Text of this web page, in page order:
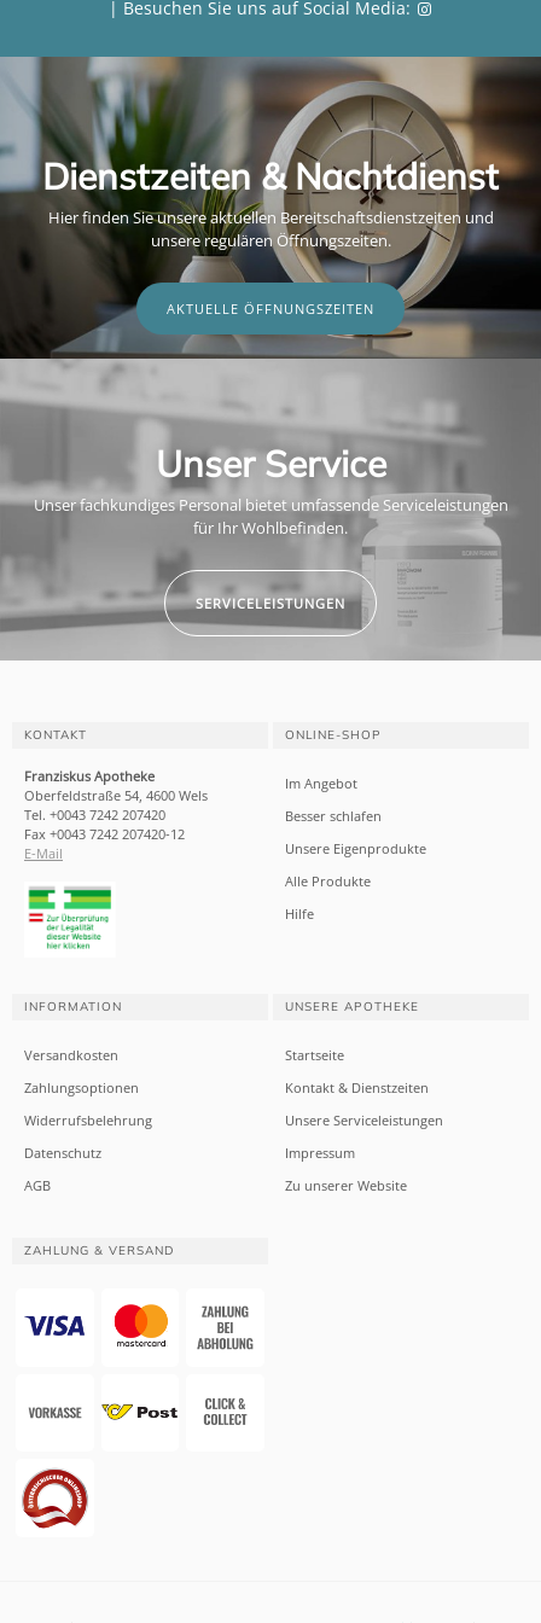
| Besuchen Sie uns auf Social Media:
Dienstzeiten & Nachtdienst
Hier finden Sie unsere aktuellen Bereitschaftsdienstzeiten und
unsere regulären Öffnungszeiten.
AKTUELLE ÖFFNUNGSZEITEN
Unser Service
Unser fachkundiges Personal bietet umfassende Serviceleistungen
für Ihr Wohlbefinden.
SERVICELEISTUNGEN
KONTAKT
Franziskus Apotheke
Oberfeldstraße 54, 4600 Wels
Tel. +0043 7242 207420
Fax +0043 7242 207420-12
E-Mail
ONLINE-SHOP
Im Angebot
Besser schlafen
Unsere Eigenprodukte
Alle Produkte
Hilfe
INFORMATION
Versandkosten
Zahlungsoptionen
Widerrufsbelehrung
Datenschutz
AGB
UNSERE APOTHEKE
Startseite
Kontakt & Dienstzeiten
Unsere Serviceleistungen
Impressum
Zu unserer Website
ZAHLUNG & VERSAND